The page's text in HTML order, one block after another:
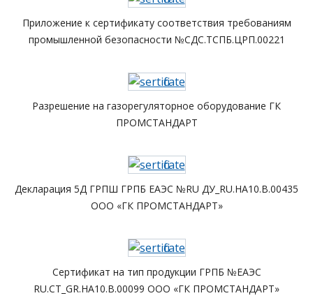
Приложение к сертификату соответствия требованиям
промышленной безопасности №СДС.ТСПБ.ЦРП.00221
Разрешение на газорегуляторное оборудование ГК
ПРОМСТАНДАРТ
Декларация 5Д ГРПШ ГРПБ ЕАЭС №RU ДУ_RU.HA10.B.00435
ООО «ГК ПРОМСТАНДАРТ»
Сертификат на тип продукции ГРПБ №ЕАЭС
RU.CT_GR.HA10.B.00099 ООО «ГК ПРОМСТАНДАРТ»